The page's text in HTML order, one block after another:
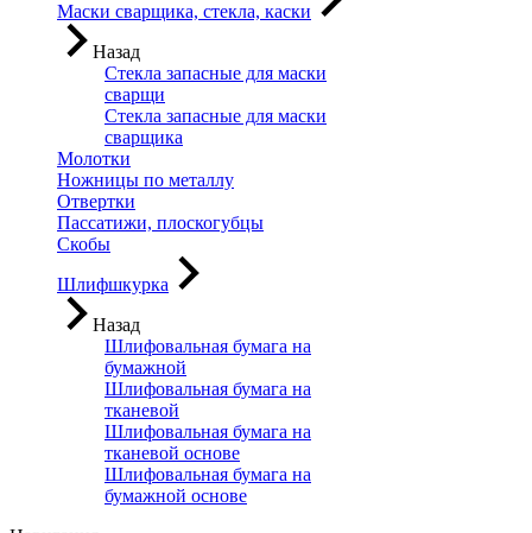
Маски сварщика, стекла, каски
Назад
Стекла запасные для маски
сварщи
Стекла запасные для маски
сварщика
Молотки
Ножницы по металлу
Отвертки
Пассатижи, плоскогубцы
Скобы
Шлифшкурка
Назад
Шлифовальная бумага на
бумажной
Шлифовальная бумага на
тканевой
Шлифовальная бумага на
тканевой основе
Шлифовальная бумага на
бумажной основе